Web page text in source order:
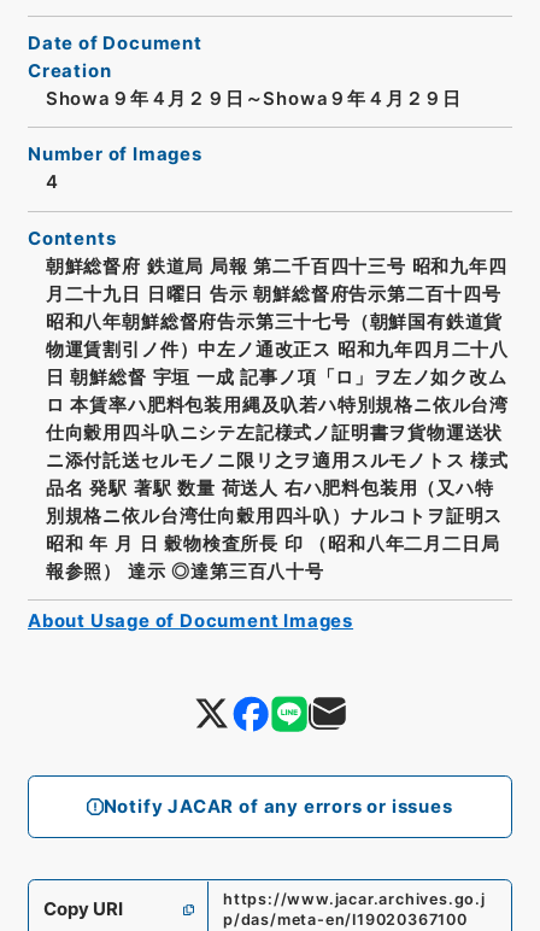
Notify JACAR of any errors or issues
Date of Document
Creation
Showa９年４月２９日～Showa９年４月２９日
Number of Images
4
Contents
朝鮮総督府 鉄道局 局報 第二千百四十三号 昭和九年四
月二十九日 日曜日 告示 朝鮮総督府告示第二百十四号
昭和八年朝鮮総督府告示第三十七号（朝鮮国有鉄道貨
物運賃割引ノ件）中左ノ通改正ス 昭和九年四月二十八
日 朝鮮総督 宇垣 一成 記事ノ項「ロ」ヲ左ノ如ク改ム
ロ 本賃率ハ肥料包装用縄及叺若ハ特別規格ニ依ル台湾
仕向穀用四斗叺ニシテ左記様式ノ証明書ヲ貨物運送状
ニ添付託送セルモノニ限リ之ヲ適用スルモノトス 様式
品名 発駅 著駅 数量 荷送人 右ハ肥料包装用（又ハ特
別規格ニ依ル台湾仕向穀用四斗叺）ナルコトヲ証明ス
昭和 年 月 日 穀物検査所長 印 （昭和八年二月二日局
報参照） 達示 ◎達第三百八十号
Copy URI
https://www.jacar.archives.go.j
p/das/meta-en/I19020367100
About Usage of Document Images